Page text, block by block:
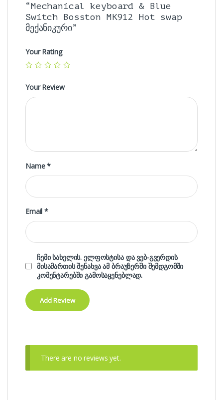
“Mechanical keyboard & Blue
Switch Bosston MK912 Hot swap
მექანიკური”
Your Rating
Your Review
Name*
Email*
ჩემი სახელის. ელფოსტისა და ვებ-გვერდის
მისამართის შენახვა ამ ბრაუზერში შემდგომში
კომენტარებში გამოსაყენებლად.
There are no reviews yet.